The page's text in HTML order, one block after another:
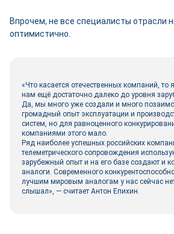
Впрочем, не все специалисты отрасли
оптимистично.
«Что касается отечественных компаний, то
нам ещё достаточно далеко до уровня
Да, мы много уже создали и много
громадный опыт эксплуатации и
систем, но для равноценного
компаниями этого мало.
Ряд наиболее успешных российских
телеметрического сопровождения
зарубежный опыт и на его базе создают и
аналоги. Современного
лучшим мировым аналогам у нас сейчас
слышал», — считает Антон Епихин.